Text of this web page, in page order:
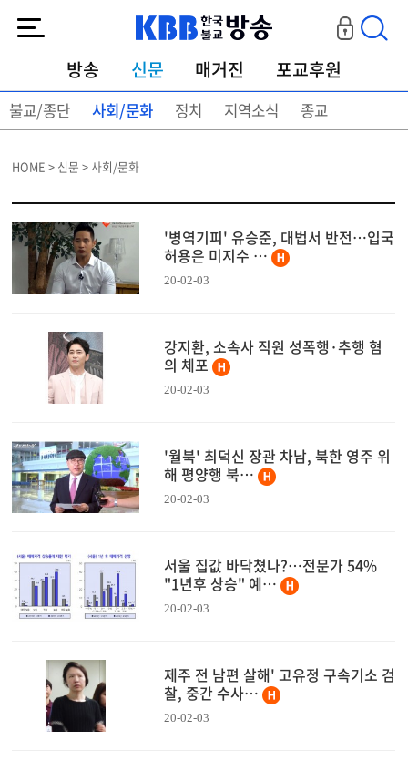
방송 신문 매거진 포교후원
불교/종단 사회/문화 정치 지역소식 종교
HOME > 신문 > 사회/문화
'병역기피' 유승준, 대법서 반전…입국
허용은 미지수 …
20-02-03
강지환, 소속사 직원 성폭행·추행 혐
의 체포
20-02-03
'월북' 최덕신 장관 차남, 북한 영주 위
해 평양행 북…
20-02-03
서울 집값 바닥쳤나?…전문가 54%
"1년후 상승" 예…
20-02-03
제주 전 남편 살해' 고유정 구속기소 검
찰, 중간 수사…
20-02-03